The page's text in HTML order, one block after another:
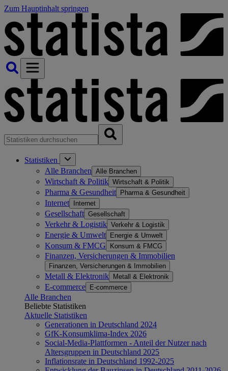
Zum Hauptinhalt springen
Statistiken
Alle Branchen Alle Branchen
Wirtschaft & Politik Wirtschaft & Politik
Pharma & Gesundheit Pharma & Gesundheit
Internet Internet
Gesellschaft Gesellschaft
Verkehr & Logistik Verkehr & Logistik
Energie & Umwelt Energie & Umwelt
Konsum & FMCG Konsum & FMCG
Finanzen, Versicherungen & Immobilien
Finanzen, Versicherungen & Immobilien
Metall & Elektronik Metall & Elektronik
E-commerce E-commerce
Alle Branchen
Beliebte Statistiken
Aktuelle Statistiken
Generationen in Deutschland 2024
GfK-Konsumklima-Index 2026
Social-Media-Plattformen - Anteil der Nutzer nach
Altersgruppen in Deutschland 2025
Inflationsrate in Deutschland 1992-2025